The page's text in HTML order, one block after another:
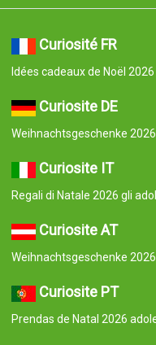
Curiosité FR
Idées cadeaux de Noël
Curiosite DE
Weihnachtsgeschenke
Curiosite IT
Regali di Natale 2026 gli
Curiosite AT
Weihnachtsgeschenke
Curiosite PT
Prendas de Natal 2026